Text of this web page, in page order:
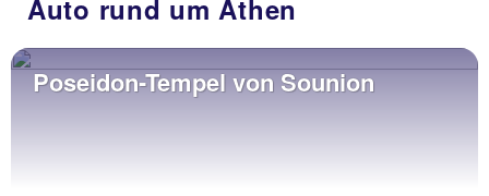
Auto rund um Athen
Poseidon-Tempel von Sounion